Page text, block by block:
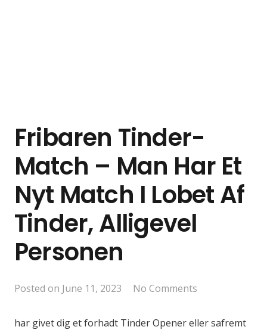
Fribaren Tinder-
Match – Man Har Et
Nyt Match I Lobet Af
Tinder, Alligevel
Personen
Posted on June 11, 2023 No Comments
har givet dig et forhadt Tinder Opener eller safremt